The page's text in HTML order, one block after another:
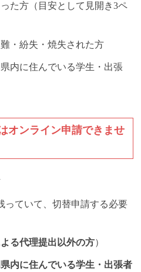
た方（目安として見開き3ペ
・紛失・焼失された方
内に住んでいる学生・出張
オンライン申請できませ
っていて、切替申請する必要
る代理提出以外の方）
内に住んでいる学生・出張者